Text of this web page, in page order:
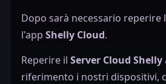
Dopo sarà necessario reperire
l'app Shelly Cloud.
Reperire il Server Cloud Shelly
riferimento i nostri dispositivi,